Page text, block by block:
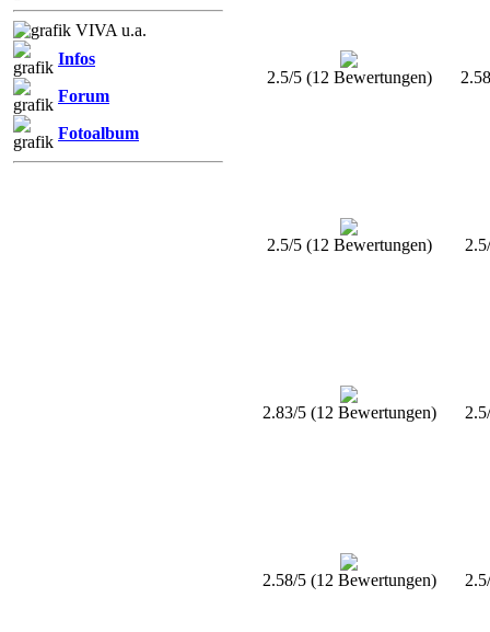
VIVA u.a.
Infos
Forum
Fotoalbum
2.5/5 (12 Bewertungen)
2.5/5 (12 Bewertungen)
2.83/5 (12 Bewertungen)
2.58/5 (12 Bewertungen)